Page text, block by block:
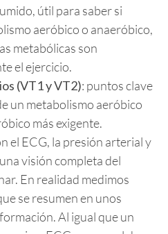
útil para saber si
aeróbico o anaeróbico,
metabólicas son
el ejercicio.
(VT1 y VT2): puntos clave
un metabolismo aeróbico
más exigente.
el ECG, la presión arterial y
visión completa del
En realidad medimos
se resumen en unos
Al igual que un